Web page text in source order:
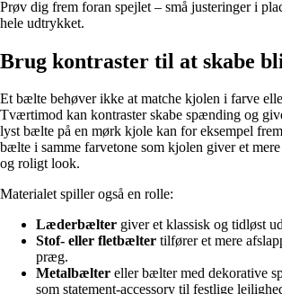
Prøv dig frem foran spejlet – små justeringer i
hele udtrykket.
Brug kontraster til at skabe
Et bælte behøver ikke at matche kjolen i farve
Tværtimod kan kontraster skabe spænding og
lyst bælte på en mørk kjole kan for eksempel
bælte i samme farvetone som kjolen giver et
og roligt look.
Materialet spiller også en rolle:
Læderbælter giver et klassisk og tidløst
Stof- eller fletbælter tilfører et mere
præg.
Metalbælter eller bælter med dekorative
som statement-accessory til festlige